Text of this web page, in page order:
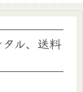
ル、送料